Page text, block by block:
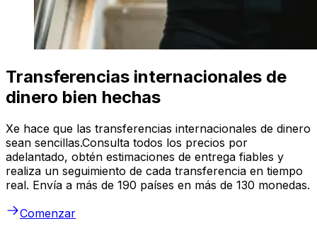
Transferencias internacionales de
dinero bien hechas
Xe hace que las transferencias internacionales de dinero
sean sencillas.Consulta todos los precios por
adelantado, obtén estimaciones de entrega fiables y
realiza un seguimiento de cada transferencia en tiempo
real. Envía a más de 190 países en más de 130 monedas.
Comenzar